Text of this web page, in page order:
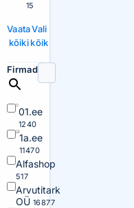
15
Vaata
kõiki
Vali
kõik
Firmad
01.ee
1240
1a.ee
11470
Alfashop
517
Arvutitark
OÜ 16877